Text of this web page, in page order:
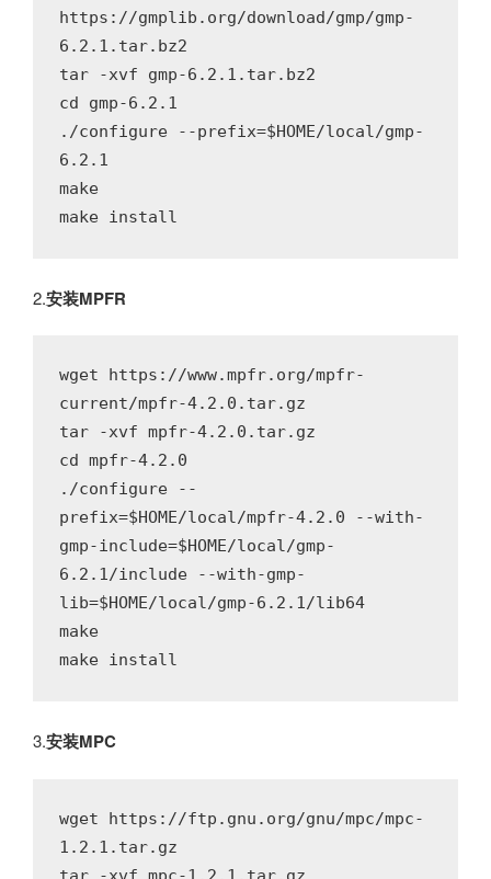
https://gmplib.org/download/gmp/gmp-
6.2.1.tar.bz2
tar -xvf gmp-6.2.1.tar.bz2
cd gmp-6.2.1
./configure --prefix=$HOME/local/gmp-
6.2.1
make
make install
2.安装MPFR
wget https://www.mpfr.org/mpfr-
current/mpfr-4.2.0.tar.gz
tar -xvf mpfr-4.2.0.tar.gz
cd mpfr-4.2.0
./configure --
prefix=$HOME/local/mpfr-4.2.0 --with-
gmp-include=$HOME/local/gmp-
6.2.1/include --with-gmp-
lib=$HOME/local/gmp-6.2.1/lib64
make
make install
3.安装MPC
wget https://ftp.gnu.org/gnu/mpc/mpc-
1.2.1.tar.gz